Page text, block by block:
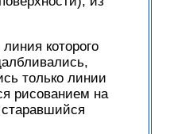
которого
только линии
рисованием на